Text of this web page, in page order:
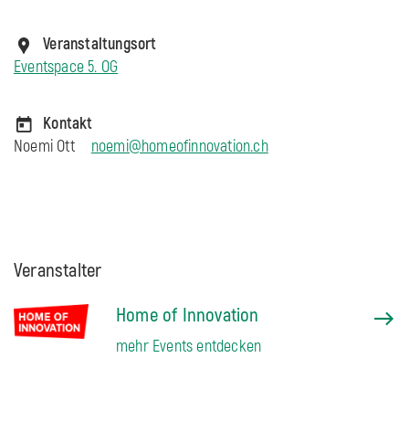
Veranstaltungsort
Eventspace 5. OG
Kontakt
Noemi Ott
noemi@homeofinnovation.ch
Veranstalter
Home of Innovation
mehr Events entdecken